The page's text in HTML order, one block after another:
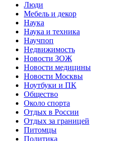
Люди
Мебель и декор
Наука
Наука и техника
Научпоп
Недвижимость
Новости ЗОЖ
Новости медицины
Новости Москвы
Ноутбуки и ПК
Общество
Около спорта
Отдых в России
Отдых за границей
Питомцы
Политика